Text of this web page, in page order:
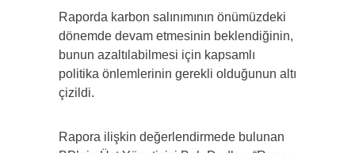
Raporda karbon salınımının önümüzdeki
dönemde devam etmesinin beklendiğinin,
bunun azaltılabilmesi için kapsamlı
politika önlemlerinin gerekli olduğunun altı
çizildi.
Rapora ilişkin değerlendirmede bulunan